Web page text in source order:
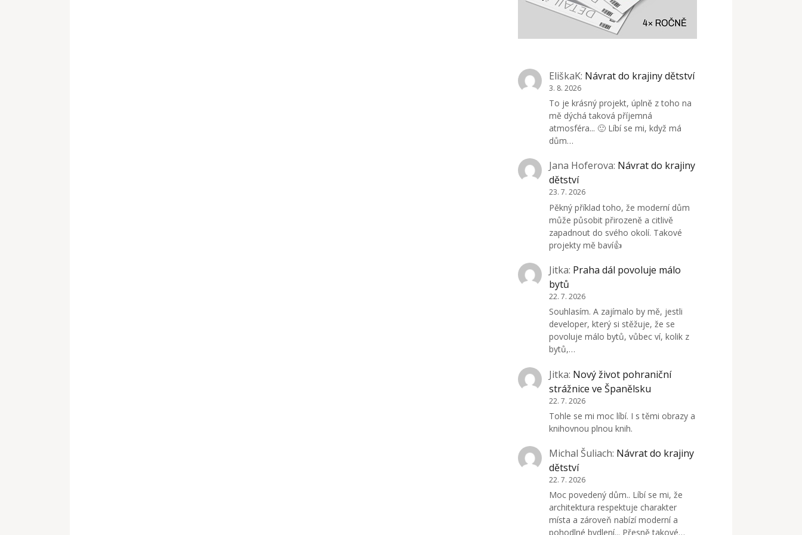
EliškaK: Návrat do krajiny dětství
3. 8. 2026
To je krásný projekt, úplně z toho na
mě dýchá taková příjemná
atmosféra... 🙂 Líbí se mi, když má
dům…
Jana Hoferova: Návrat do krajiny
dětství
23. 7. 2026
Pěkný příklad toho, že moderní dům
může působit přirozeně a citlivě
zapadnout do svého okolí. Takové
projekty mě baví👍
Jitka: Praha dál povoluje málo
bytů
22. 7. 2026
Souhlasím. A zajímalo by mě, jestli
developer, který si stěžuje, že se
povoluje málo bytů, vůbec ví, kolik z
bytů,…
Jitka: Nový život pohraniční
strážnice ve Španělsku
22. 7. 2026
Tohle se mi moc líbí. I s těmi obrazy a
knihovnou plnou knih.
Michal Šuliach: Návrat do krajiny
dětství
22. 7. 2026
Moc povedený dům.. Líbí se mi, že
architektura respektuje charakter
místa a zároveň nabízí moderní a
pohodlné bydlení... Přesně takové…